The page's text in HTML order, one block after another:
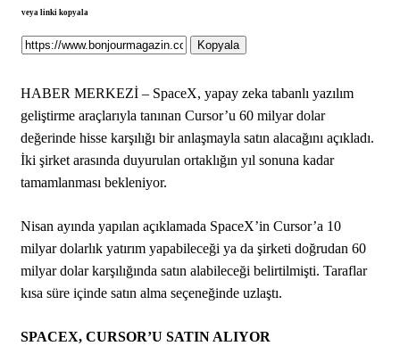
veya linki kopyala
Kopyala
HABER MERKEZİ – SpaceX, yapay zeka tabanlı yazılım
geliştirme araçlarıyla tanınan Cursor’u 60 milyar dolar
değerinde hisse karşılığı bir anlaşmayla satın alacağını açıkladı.
İki şirket arasında duyurulan ortaklığın yıl sonuna kadar
tamamlanması bekleniyor.
Nisan ayında yapılan açıklamada SpaceX’in Cursor’a 10
milyar dolarlık yatırım yapabileceği ya da şirketi doğrudan 60
milyar dolar karşılığında satın alabileceği belirtilmişti. Taraflar
kısa süre içinde satın alma seçeneğinde uzlaştı.
SPACEX, CURSOR’U SATIN ALIYOR